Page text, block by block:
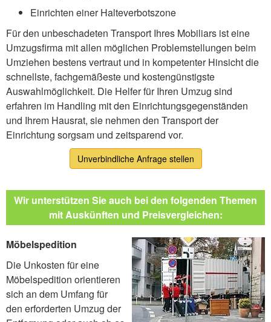
Einrichten einer Halteverbotszone
Für den unbeschadeten Transport Ihres Mobiliars ist eine
Umzugsfirma mit allen möglichen Problemstellungen beim
Umziehen bestens vertraut und in kompetenter Hinsicht die
schnellste, fachgemäßeste und kostengünstigste
Auswahlmöglichkeit. Die Helfer für Ihren Umzug sind
erfahren im Handling mit den Einrichtungsgegenständen
und Ihrem Hausrat, sie nehmen den Transport der
Einrichtung sorgsam und zeitsparend vor.
Unverbindliche Anfrage stellen
Wir unterstützen Sie auch bei den folgenden Themen
mit Auskünften und Preisvergleichen:
Möbelspedition
Die Unkosten für eine
Möbelspedition orientieren
sich an dem Umfang für
den erforderten Umzug der